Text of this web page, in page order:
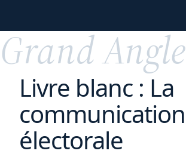
Grand Angle
Livre blanc : La
communication
électorale